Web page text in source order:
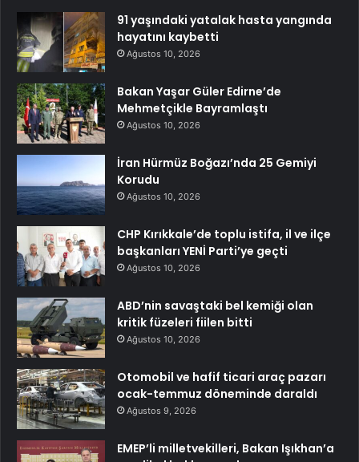
91 yaşındaki yatalak hasta yangında
hayatını kaybetti
Ağustos 10, 2026
Bakan Yaşar Güler Edirne’de
Mehmetçikle Bayramlaştı
Ağustos 10, 2026
İran Hürmüz Boğazı’nda 25 Gemiyi
Korudu
Ağustos 10, 2026
CHP Kırıkkale’de toplu istifa, il ve ilçe
başkanları YENİ Parti’ye geçti
Ağustos 10, 2026
ABD’nin savaştaki bel kemiği olan
kritik füzeleri fiilen bitti
Ağustos 10, 2026
Otomobil ve hafif ticari araç pazarı
ocak-temmuz döneminde daraldı
Ağustos 9, 2026
EMEP’li milletvekilleri, Bakan Işıkhan’a